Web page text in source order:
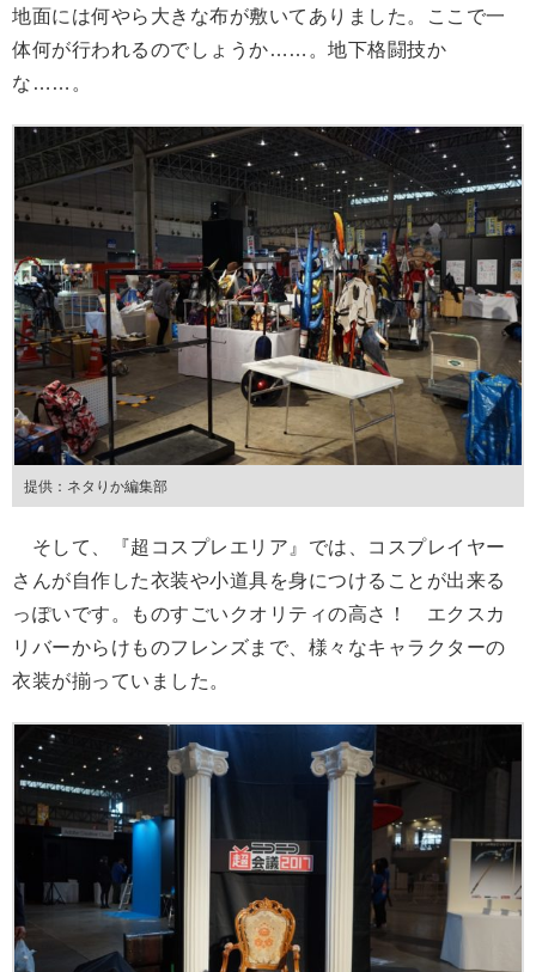
地面には何やら大きな布が敷いてありました。ここで一
体何が行われるのでしょうか……。地下格闘技か
な……。
提供：ネタりか編集部
そして、『超コスプレエリア』では、コスプレイヤー
さんが自作した衣装や小道具を身につけることが出来る
っぽいです。ものすごいクオリティの高さ！ エクスカ
リバーからけものフレンズまで、様々なキャラクターの
衣装が揃っていました。